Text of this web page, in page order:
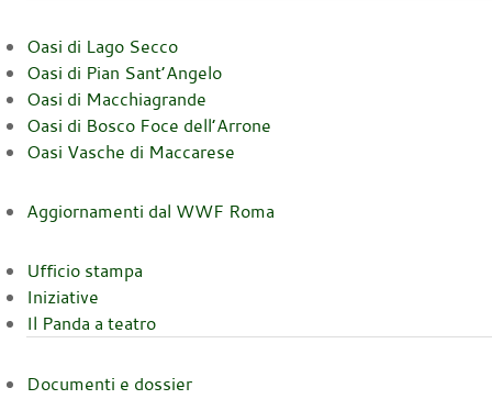
Oasi di Lago Secco
Oasi di Pian Sant’Angelo
Oasi di Macchiagrande
Oasi di Bosco Foce dell’Arrone
Oasi Vasche di Maccarese
Aggiornamenti dal WWF Roma
Ufficio stampa
Iniziative
Il Panda a teatro
Documenti e dossier